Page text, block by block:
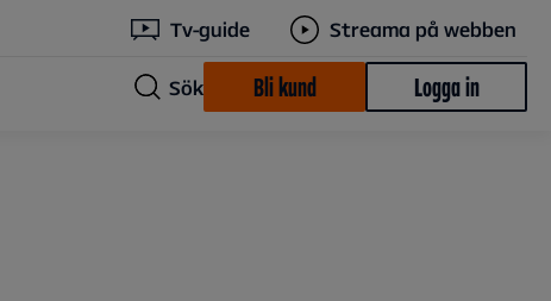
Tv-guide Streama på webben
Sök Bli kund Logga in